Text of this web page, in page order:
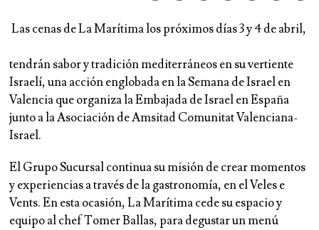
Las cenas de La Marítima los próximos días 3 y 4 de abril,
tendrán sabor y tradición mediterráneos en su vertiente
Israelí, una acción englobada en la Semana de Israel en
Valencia que organiza la Embajada de Israel en España
junto a la Asociación de Amsitad Comunitat Valenciana-
Israel.
El Grupo Sucursal continua su misión de crear momentos
y experiencias a través de la gastronomía, en el Veles e
Vents. En esta ocasión, La Marítima cede su espacio y
equipo al chef Tomer Ballas, para degustar un menú